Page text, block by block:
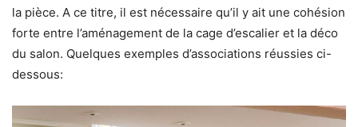
la pièce. A ce titre, il est nécessaire qu’il y ait une cohésion
forte entre l’aménagement de la cage d’escalier et la déco
du salon. Quelques exemples d’associations réussies ci-
dessous: